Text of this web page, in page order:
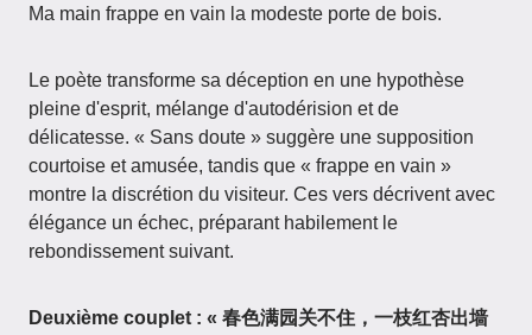
Ma main frappe en vain la modeste porte de bois.
Le poète transforme sa déception en une hypothèse
pleine d'esprit, mélange d'autodérision et de
délicatesse. « Sans doute » suggère une supposition
courtoise et amusée, tandis que « frappe en vain »
montre la discrétion du visiteur. Ces vers décrivent avec
élégance un échec, préparant habilement le
rebondissement suivant.
Deuxième couplet : « 春色满园关不住，一枝红杏出墙